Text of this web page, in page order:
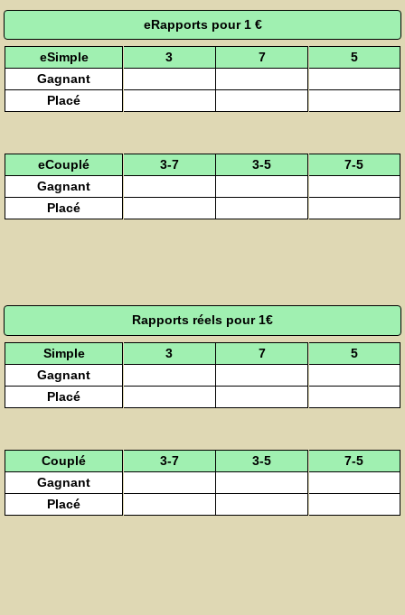
eRapports pour 1 €
eSimple 3 7
5
Gagnant
Placé
eCouplé 3-7 3-5
7-5
Gagnant
Placé
Rapports réels pour 1€
Simple 3 7
5
Gagnant
Placé
Couplé 3-7 3-5
7-5
Gagnant
Placé